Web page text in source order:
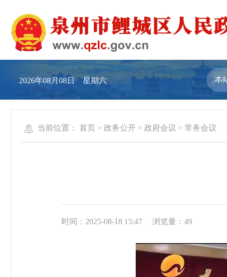
2026年08月08日 星期六
当前位置： 首页 > 政务公开 > 政府会议 > 常务会议
时间：2025-08-18 15:47 浏览量： 49